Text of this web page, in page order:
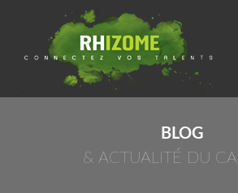
BLOG
& ACTUALITÉ DU